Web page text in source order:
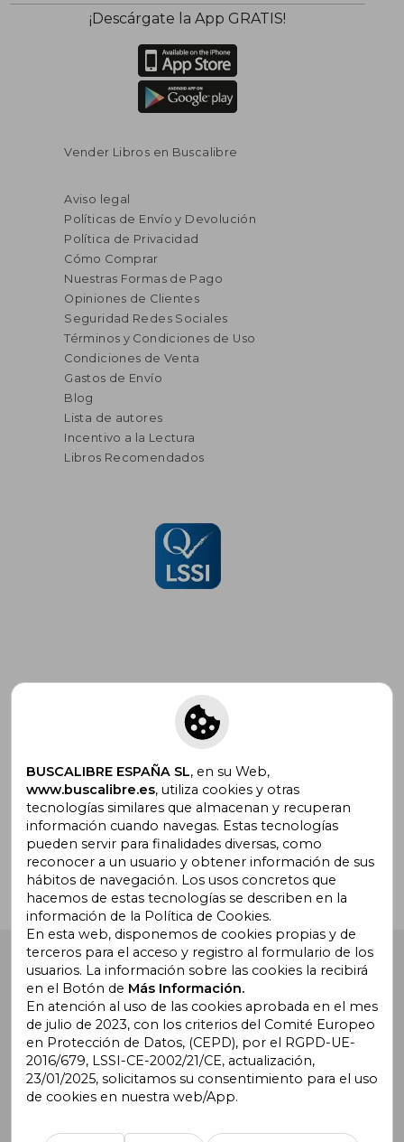
¡Descárgate la App GRATIS!
Vender Libros en Buscalibre
Aviso legal
Políticas de Envío y Devolución
Política de Privacidad
Cómo Comprar
Nuestras Formas de Pago
Opiniones de Clientes
Seguridad Redes Sociales
Términos y Condiciones de Uso
Condiciones de Venta
Gastos de Envío
Blog
Lista de autores
Incentivo a la Lectura
Libros Recomendados
Suscríbete para recibir ofertas y
promociones
¿Necesitas ayuda?
Ir a Centro de Soporte
Buscalibre España . Calle Energía, 65, Nave 3 (08940),
Cornellà de Llobregat, Barcelona. Derechos Reservados.
Buscalibre Argentina| Buscalibre Chile
Buscalibre Uruguay|Buscalibre México|Buscalibre
BUSCALIBRE ESPAÑA SL, en su Web,
www.buscalibre.es, utiliza cookies y otras
tecnologías similares que almacenan y recuperan
información cuando navegas. Estas tecnologías
pueden servir para finalidades diversas, como
reconocer a un usuario y obtener información de sus
hábitos de navegación. Los usos concretos que
hacemos de estas tecnologías se describen en la
información de la Política de Cookies.
En esta web, disponemos de cookies propias y de
terceros para el acceso y registro al formulario de los
usuarios. La información sobre las cookies la recibirá
en el Botón de Más Información.
En atención al uso de las cookies aprobada en el mes
de julio de 2023, con los criterios del Comité Europeo
en Protección de Datos, (CEPD), por el RGPD-UE-
2016/679, LSSI-CE-2002/21/CE, actualización,
23/01/2025, solicitamos su consentimiento para el uso
de cookies en nuestra web/App.